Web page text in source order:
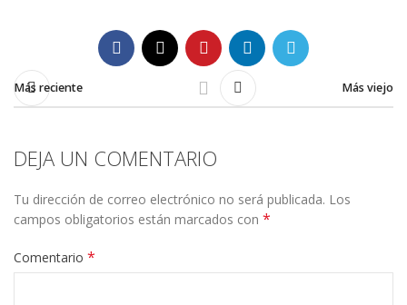
Más reciente Más viejo
DEJA UN COMENTARIO
Tu dirección de correo electrónico no será publicada. Los
campos obligatorios están marcados con *
Comentario *